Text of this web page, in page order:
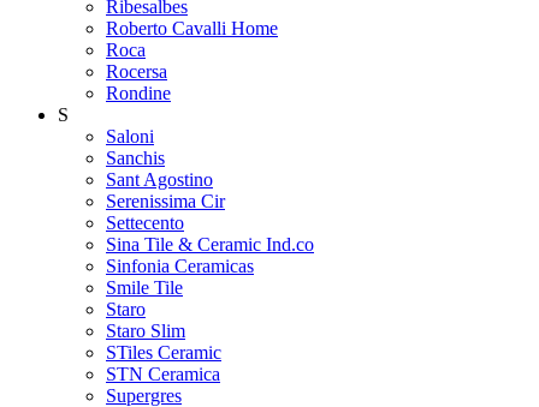
Ribesalbes
Roberto Cavalli Home
Roca
Rocersa
Rondine
S
Saloni
Sanchis
Sant Agostino
Serenissima Cir
Settecento
Sina Tile & Ceramic Ind.co
Sinfonia Ceramicas
Smile Tile
Staro
Staro Slim
STiles Ceramic
STN Ceramica
Supergres